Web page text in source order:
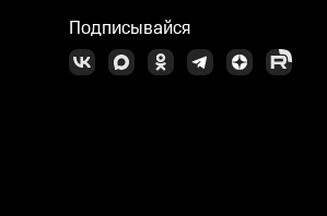
Подписывайся